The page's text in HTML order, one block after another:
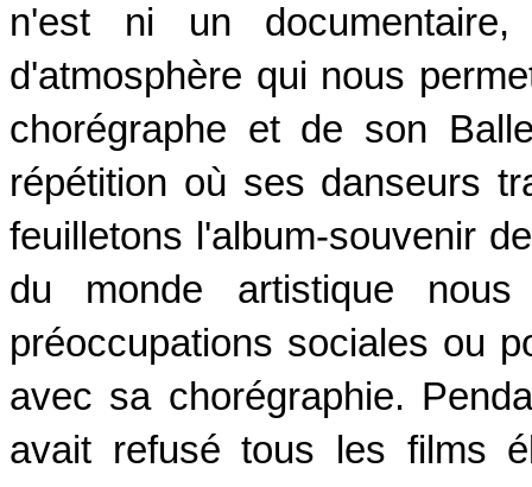
n'est ni un
d'atmosphère qui nous
chorégraphe et de son
répétition où ses danseurs
feuilletons l'album-souvenir
du monde artistique
préoccupations sociales ou
avec sa chorégraphie.
avait refusé tous les films